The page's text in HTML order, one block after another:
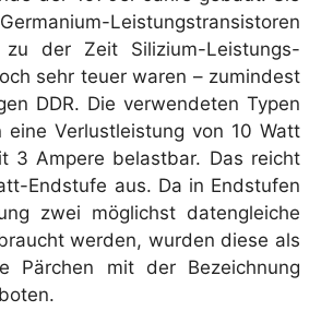
Leistungstransistoren
der Zeit Silizium-Leistungs-
sehr teuer waren – zumindest
DDR. Die verwendeten Typen
eine Verlustleistung von 10 Watt
3 Ampere belastbar. Das reicht
Endstufe aus. Da in Endstufen
zwei möglichst datengleiche
werden, wurden diese als
Pärchen mit der Bezeichnung